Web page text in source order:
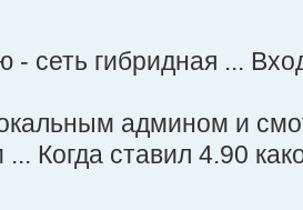
- сеть гибридная ...
админом и
... Когда ставил 4.90